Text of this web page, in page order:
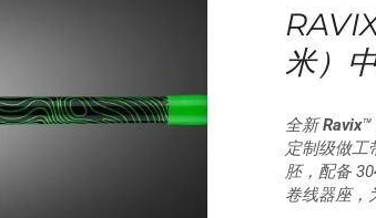
米）
全新Ravix™
定制级做工
胚，配备
卷线器座，